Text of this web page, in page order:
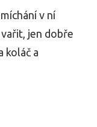
v ní
jen dobře
koláč a